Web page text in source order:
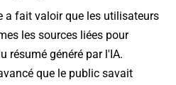
a fait valoir que les utilisateurs
les sources liées pour
résumé généré par l'IA.
que le public savait